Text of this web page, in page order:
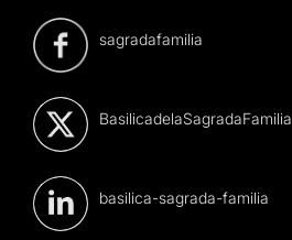
sagradafamilia
BasilicadelaSagradaFamilia
basilica-sagrada-familia